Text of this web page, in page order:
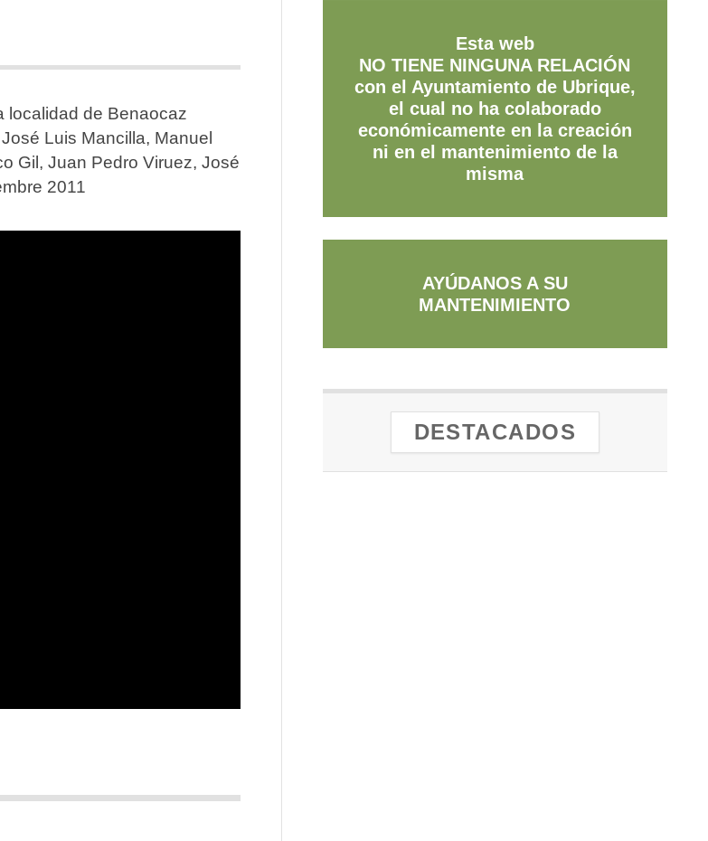
localidad de Benaocaz
Luis Mancilla, Manuel
Gil, Juan Pedro Viruez, José
2011
Esta web
NO TIENE NINGUNA RELACIÓN
con el Ayuntamiento de Ubrique,
el cual no ha colaborado
económicamente en la creación
ni en el mantenimiento de la
misma
AYÚDANOS A SU
MANTENIMIENTO
DESTACADOS